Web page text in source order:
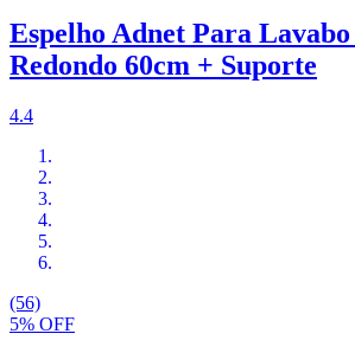
Espelho Adnet Para
Redondo 60cm + Suporte
4.4
(56)
5% OFF